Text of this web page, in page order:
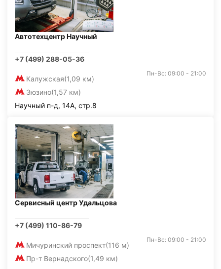
Автотехцентр Научный
+7 (499) 288-05-36
Калужская(1,09 км)
Зюзино(1,57 км)
Пн-Вс: 09:00 - 21:00
Научный п-д, 14А, стр.8
Сервисный центр Удальцова
+7 (499) 110-86-79
Мичуринский проспект(116 м)
Пр-т Вернадского(1,49 км)
Пн-Вс: 09:00 - 21:00